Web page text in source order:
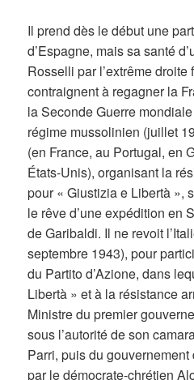
Il prend dès le début une
d’Espagne, mais sa santé
Rosselli par l’extrême droite
contraignent à regagner la
la Seconde Guerre
régime mussolinien (juillet
(en France, au Portugal, en
États-Unis), organisant la
pour « Giustizia e Libertà »,
le rêve d’une expédition en
de Garibaldi. Il ne revoit
septembre 1943), pour
du Partito d’Azione, dans
Libertà » et à la résistance
Ministre du premier
sous l’autorité de son
Parri, puis du
par le démocrate-chrétien